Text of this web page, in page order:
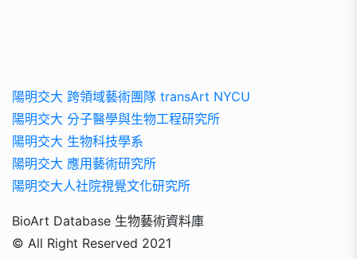
陽明交大 跨領域藝術團隊 transArt NYCU
陽明交大 分子醫學與生物工程研究所
陽明交大 生物科技學系
陽明交大 應用藝術研究所
陽明交大人社院視覺文化研究所
BioArt Database 生物藝術資料庫
© All Right Reserved 2021